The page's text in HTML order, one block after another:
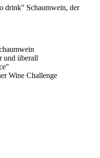
drink" Schaumwein, der
und überall
Wine Challenge